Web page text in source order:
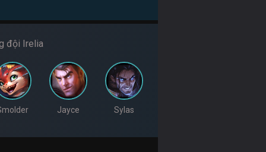
đội Irelia
Jayce Sylas